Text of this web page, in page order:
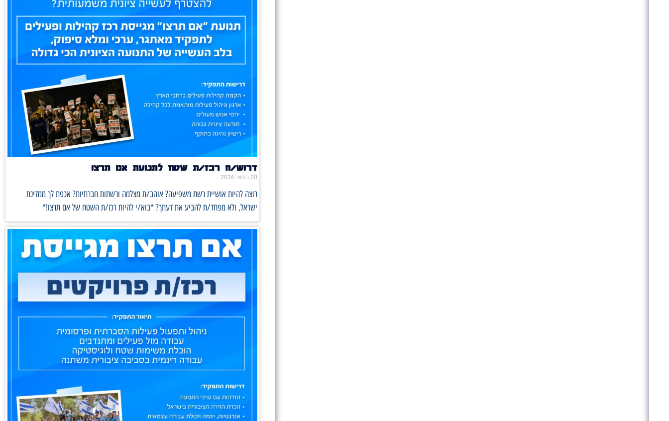
דרוש/ה רכז/ת שטח לתנועת אם תרצו
20 במאי 2026
רוצה להיות אושיית רשת משפיעה? אוהב/ת מצלמה ורשתות חברתיות? אכפת לך ממדינת
ישראל, ולא מפחד/ת להביע את דעתך? *בוא/י להיות רכז/ת השטח של אם תרצו!*